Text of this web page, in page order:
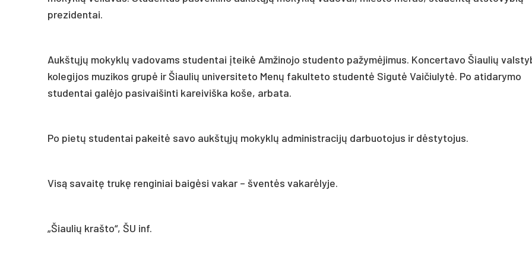
prezidentai.
Aukštųjų mokyklų vadovams studentai įteikė Amžinojo studento pažymėjimus. Koncertavo Šiaulių
kolegijos muzikos grupė ir Šiaulių universiteto Menų fakulteto studentė Sigutė Vaičiulytė. Po atidarymo
studentai galėjo pasivaišinti kareiviška koše, arbata.
Po pietų studentai pakeitė savo aukštųjų mokyklų administracijų darbuotojus ir dėstytojus.
Visą savaitę trukę renginiai baigėsi vakar – šventės vakarėlyje.
„Šiaulių krašto“, ŠU inf.